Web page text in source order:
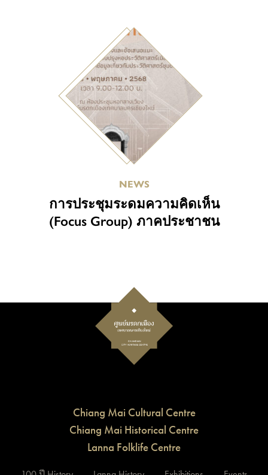
NEWS
การประชุมระดมความคิดเห็น
(Focus Group) ภาคประชาชน
Chiang Mai Cultural Centre
Chiang Mai Historical Centre
Lanna Folklife Centre